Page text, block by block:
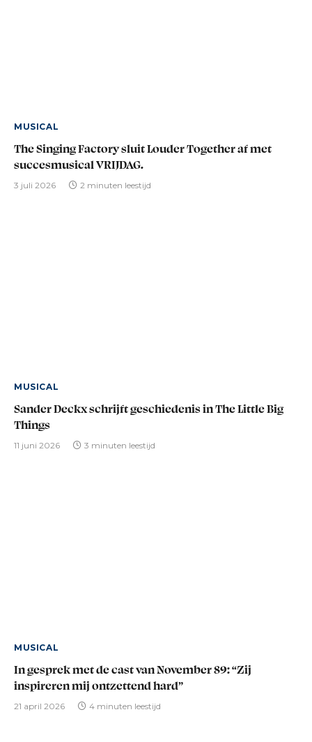
MUSICAL
The Singing Factory sluit Louder Together af met
succesmusical VRIJDAG.
3 juli 2026 2 minuten leestijd
MUSICAL
Sander Deckx schrijft geschiedenis in The Little Big
Things
11 juni 2026 3 minuten leestijd
MUSICAL
In gesprek met de cast van November 89: “Zij
inspireren mij ontzettend hard”
21 april 2026 4 minuten leestijd